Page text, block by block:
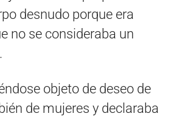
desnudo porque era
no se consideraba un
objeto de deseo de
de mujeres y declaraba